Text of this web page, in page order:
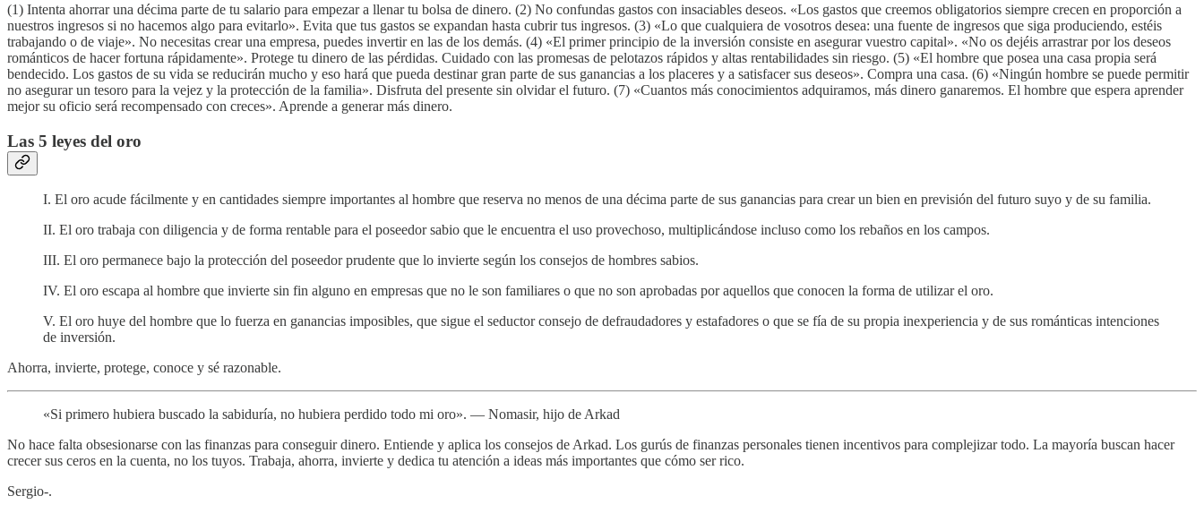
(1) Intenta ahorrar una décima parte de tu salario para empezar a llenar tu bolsa de dinero. (2) No confundas gastos con insaciables deseos. «Los gastos que creemos obligatorios siempre crecen en proporción a
nuestros ingresos si no hacemos algo para evitarlo». Evita que tus gastos se expandan hasta cubrir tus ingresos. (3) «Lo que cualquiera de vosotros desea: una fuente de ingresos que siga produciendo, estéis
trabajando o de viaje». No necesitas crear una empresa, puedes invertir en las de los demás. (4) «El primer principio de la inversión consiste en asegurar vuestro capital». «No os dejéis arrastrar por los deseos
románticos de hacer fortuna rápidamente». Protege tu dinero de las pérdidas. Cuidado con las promesas de pelotazos rápidos y altas rentabilidades sin riesgo. (5) «El hombre que posea una casa propia será
bendecido. Los gastos de su vida se reducirán mucho y eso hará que pueda destinar gran parte de sus ganancias a los placeres y a satisfacer sus deseos». Compra una casa. (6) «Ningún hombre se puede permitir
no asegurar un tesoro para la vejez y la protección de la familia». Disfruta del presente sin olvidar el futuro. (7) «Cuantos más conocimientos adquiramos, más dinero ganaremos. El hombre que espera aprender
mejor su oficio será recompensado con creces». Aprende a generar más dinero.
Las 5 leyes del oro
I. El oro acude fácilmente y en cantidades siempre importantes al hombre que reserva no menos de una décima parte de sus ganancias para crear un bien en previsión del futuro suyo y de su familia.
II. El oro trabaja con diligencia y de forma rentable para el poseedor sabio que le encuentra el uso provechoso, multiplicándose incluso como los rebaños en los campos.
III. El oro permanece bajo la protección del poseedor prudente que lo invierte según los consejos de hombres sabios.
IV. El oro escapa al hombre que invierte sin fin alguno en empresas que no le son familiares o que no son aprobadas por aquellos que conocen la forma de utilizar el oro.
V. El oro huye del hombre que lo fuerza en ganancias imposibles, que sigue el seductor consejo de defraudadores y estafadores o que se fía de su propia inexperiencia y de sus románticas intenciones
de inversión.
Ahorra, invierte, protege, conoce y sé razonable.
«Si primero hubiera buscado la sabiduría, no hubiera perdido todo mi oro». — Nomasir, hijo de Arkad
No hace falta obsesionarse con las finanzas para conseguir dinero. Entiende y aplica los consejos de Arkad. Los gurús de finanzas personales tienen incentivos para complejizar todo. La mayoría buscan hacer
crecer sus ceros en la cuenta, no los tuyos. Trabaja, ahorra, invierte y dedica tu atención a ideas más importantes que cómo ser rico.
Sergio-.